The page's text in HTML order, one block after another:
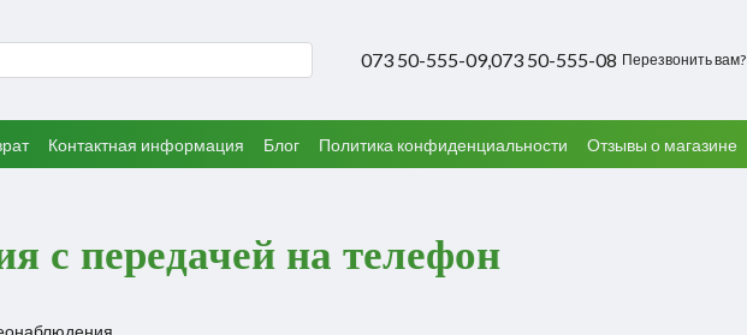
073 50-555-09,073 50-555-08 Перезвонить вам?
Контактная информация Блог Политика конфиденциальности Отзывы о магазине
с передачей на телефон